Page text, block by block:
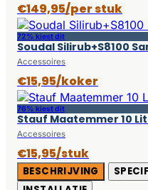
€149,95/per stuk
72% kiest dit
Soudal Silirub+S8100
Accessoires
€15,95/koker
76% kiest dit
Stauf Maatemmer 10
Accessoires
€15,95/stuk
BESCHRIJVING